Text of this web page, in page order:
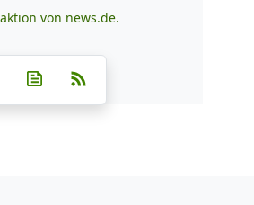
von news.de.
Facebook
auf Whatsapp
Teilen auf Telegram
teilen
Post auf XNewsletter abonnieren